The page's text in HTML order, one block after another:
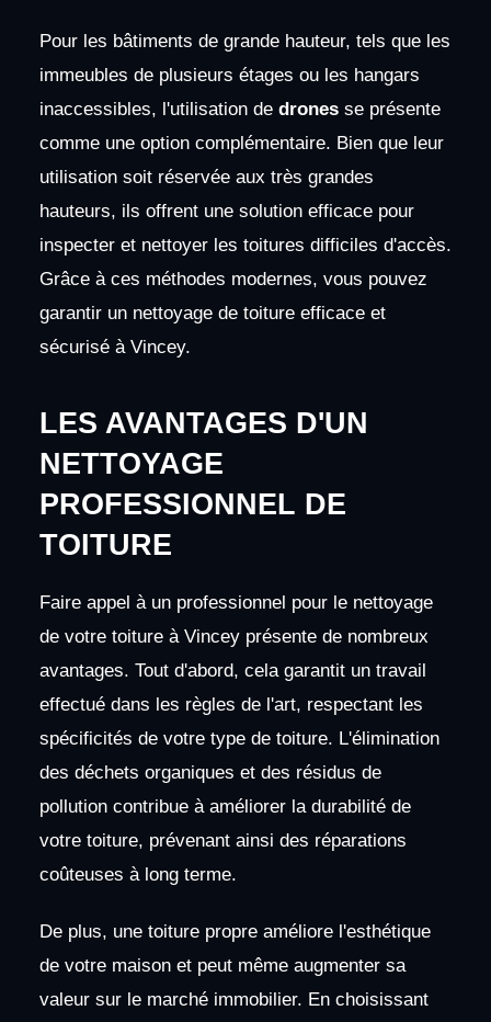
Pour les bâtiments de grande hauteur, tels que les
immeubles de plusieurs étages ou les hangars
inaccessibles, l'utilisation de dronesse présente
comme une option complémentaire. Bien que leur
utilisation soit réservée aux très grandes
hauteurs, ils offrent une solution efficace pour
inspecter et nettoyer les toitures difficiles d'accès.
Grâce à ces méthodes modernes, vous pouvez
garantir un nettoyage de toiture efficace et
sécurisé à Vincey.
LES AVANTAGES D'UN
NETTOYAGE
PROFESSIONNEL DE
TOITURE
Faire appel à un professionnel pour le nettoyage
de votre toiture à Vincey présente de nombreux
avantages. Tout d'abord, cela garantit un travail
effectué dans les règles de l'art, respectant les
spécificités de votre type de toiture. L'élimination
des déchets organiques et des résidus de
pollution contribue à améliorer la durabilité de
votre toiture, prévenant ainsi des réparations
coûteuses à long terme.
De plus, une toiture propre améliore l'esthétique
de votre maison et peut même augmenter sa
valeur sur le marché immobilier. En choisissant